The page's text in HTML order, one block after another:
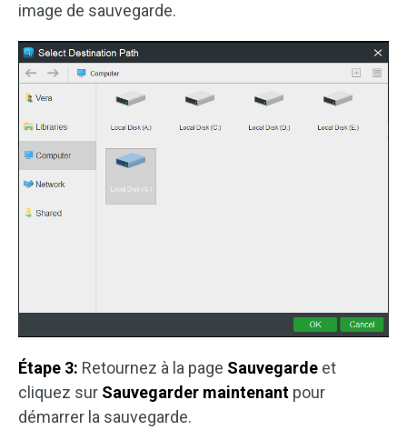
image de sauvegarde.
Étape 3: Retournez à la page Sauvegarde et
cliquez sur Sauvegarder maintenant pour
démarrer la sauvegarde.